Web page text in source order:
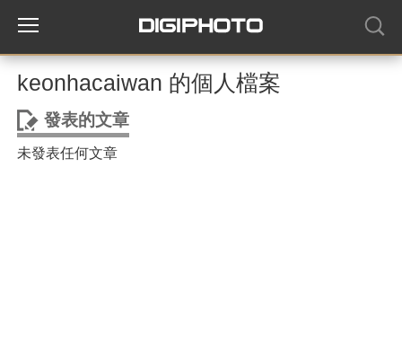
keonhacaiwan 的個人檔案
發表的文章
未發表任何文章